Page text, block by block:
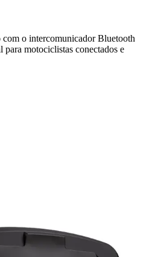
o intercomunicador Bluetooth
motociclistas conectados e